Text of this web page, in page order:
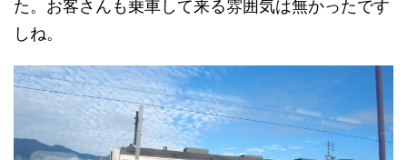
た。お客さんも乗車して来る雰囲気は無かったです
しね。